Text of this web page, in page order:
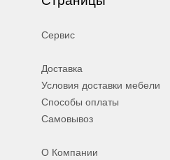
Сервис
Доставка
Условия доставки мебели
Способы оплаты
Самовывоз
О Компании